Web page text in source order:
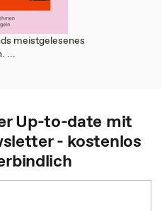
meistgelesenes
...
Up-to-date mit
- kostenlos